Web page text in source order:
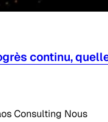
continu,
Consulting Nous